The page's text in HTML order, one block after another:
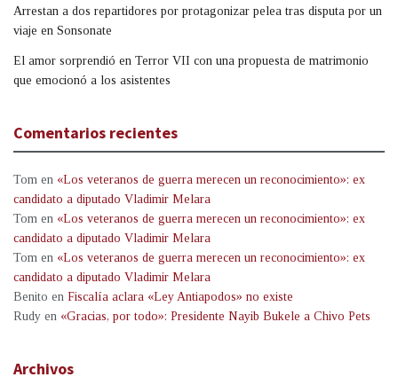
Arrestan a dos repartidores por protagonizar pelea tras disputa por un
viaje en Sonsonate
El amor sorprendió en Terror VII con una propuesta de matrimonio
que emocionó a los asistentes
Comentarios recientes
Tom en «Los veteranos de guerra merecen un reconocimiento»: ex
candidato a diputado Vladimir Melara
Tom en «Los veteranos de guerra merecen un reconocimiento»: ex
candidato a diputado Vladimir Melara
Tom en «Los veteranos de guerra merecen un reconocimiento»: ex
candidato a diputado Vladimir Melara
Benito en Fiscalía aclara «Ley Antiapodos» no existe
Rudy en «Gracias, por todo»: Presidente Nayib Bukele a Chivo Pets
Archivos